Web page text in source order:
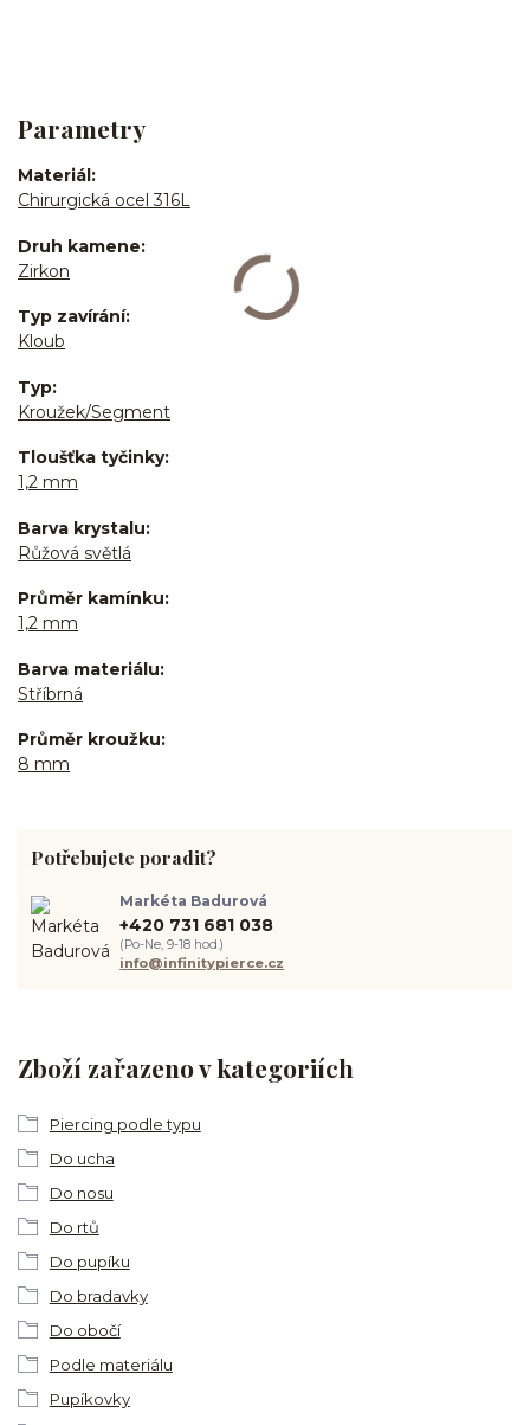
Parametry
Materiál
Chirurgická ocel 316L
Druh kamene
Zirkon
Typ zavírání
Kloub
Typ
Kroužek/Segment
Tloušťka tyčinky
1,2 mm
Barva krystalu
Růžová světlá
Průměr kamínku
1,2 mm
Barva materiálu
Stříbrná
Průměr kroužku
8 mm
Zboží zařazeno v kategoriích
Piercing podle typu
Do ucha
Do nosu
Do rtů
Do pupíku
Do bradavky
Do obočí
Podle materiálu
Pupíkovky
Potřebujete poradit?
Markéta Badurová
+420 731 681 038
(Po-Ne, 9-18 hod.)
info@infinitypierce.cz